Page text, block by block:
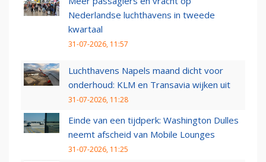
Nederlandse luchthavens in tweede
kwartaal
31-07-2026, 11:57
Luchthavens Napels maand dicht voor
onderhoud: KLM en Transavia wijken uit
31-07-2026, 11:28
Einde van een tijdperk: Washington Dulles
neemt afscheid van Mobile Lounges
31-07-2026, 11:25